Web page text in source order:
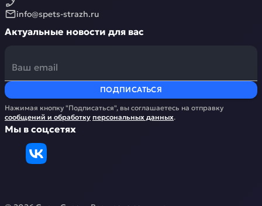
info@spets-strazh.ru
Актуальные новости для вас
ПОДПИСАТЬСЯ
Нажимая кнопку "Подписаться", вы соглашаетесь на отправку
сообщений и обработку персональных данных.
Мы в соцсетях